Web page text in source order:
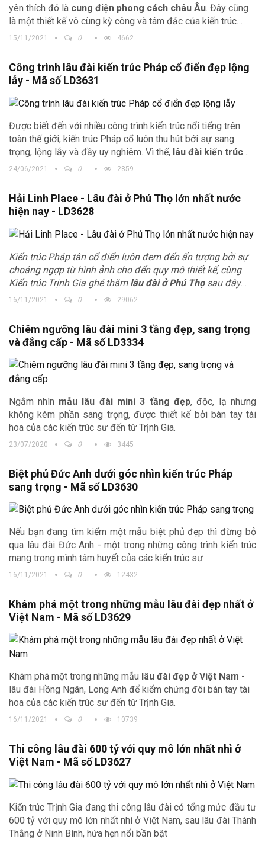
yên thích đó là cung điện phong cách châu Âu. Đây cũng
là một thiết kế vô cùng kỳ công và tâm đắc của kiến trúc
Trịnh Gia. Vậy hãy xem
thiết kế lâu đài
15/11/2021 0 4662
Công trình lâu đài kiến trúc Pháp cổ điển đẹp lộng
lẫy - Mã số LD3631
Được biết đến với nhiều công trình kiến trúc nổi tiếng trên
toàn thế giới, kiến trúc Pháp cổ luôn thu hút bởi sự sang
trọng, lộng lẫy và đầy uy nghiêm. Vì thế, lâu đài kiến trúc
Pháp cổ điểnđược nhiều chủ đầu tư lựa chọn để xây dựng
24/06/2021 0 2859
Hải Linh Place - Lâu đài ở Phú Thọ lớn nhất nước
hiện nay - LD3628
Kiến trúc Pháp tân cổ điển luôn đem đến ấn tượng bởi sự
choáng ngợp từ hình ảnh cho đến quy mô thiết kế, cùng
Kiến trúc Trịnh Gia ghé thăm lâu đài ở Phú Thọsau đây
chắc chắn sẽ khiến bạn cảm thấy mãn nhãn. Quy tụ tâm
tầng mái và đỉnh chóp sừng sững đứng giữa không gian
núi non rộng lớn, càng trở nên hùng vĩ và nổi bật hơn cả.
16/11/2021 0 29062
Chiêm ngưỡng lâu đài mini 3 tầng đẹp, sang trọng
và đẳng cấp - Mã số LD3334
Ngắm nhìn mẫu lâu đài mini 3 tầng đẹp, độc, lạ nhưng
không kém phần sang trọng, được thiết kế bởi bàn tay tài
hoa của các kiến trúc sư đến từ Trịnh Gia.
23/07/2020 0 3445
Biệt phủ Đức Anh dưới góc nhìn kiến trúc Pháp
sang trọng - Mã số LD3630
Nếu bạn đang tìm kiếm một mẫu biệt phủ đẹp thì đừng bỏ
qua lâu đài Đức Anh - một trong những công trình kiến trúc
mang trong mình tâm huyết của các kiến trúc sư
16/11/2021 0 12432
Khám phá một trong những mẫu lâu đài đẹp nhất ở
Việt Nam - Mã số LD3629
Khám phá một trong những mẫu lâu đài đẹp ở Việt Nam -
lâu đài Hồng Ngân, Long Anh để kiểm chứng đôi bàn tay tài
hoa của các kiến trúc sư đến từ Trịnh Gia.
16/11/2021 0 10739
Thi công lâu đài 600 tỷ với quy mô lớn nhất nhì ở
Việt Nam - Mã số LD3627
Kiến trúc Trịnh Gia đang thi công lâu đài có tổng mức đầu tư
600 tỷ với quy mô lớn nhất nhì ở Việt Nam, sau lâu đài Thành
Thắng ở Ninh Bình, hứa hẹn nổi bần bật